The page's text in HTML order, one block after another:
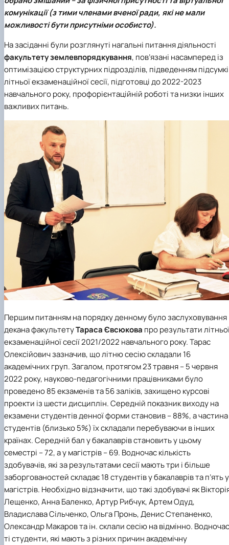
комунікації (з тими членами вченої ради, які не мали
можливості бути присутніми особисто).
На засіданні були розглянуті нагальні питання діяльності
факультету землевпорядкування, пов’язані насамперед із
оптимізацією структурних підрозділів, підведенням
літньої екзаменаційної сесії, підготовці до 2022-2023
навчального року, профорієнтаційній роботі та низки інших
важливих питань.
Першим питанням на порядку денному було заслуховування
декана факультетуТараса Євсюкова про результати
екзаменаційної сесії 2021/2022 навчального року. Тарас
Олексійович зазначив, що літню сесію складали 16
академічних груп. Загалом, протягом 23 травня – 5 червня
2022 року, науково-педагогічними працівниками було
проведено 85 екзаменів та 56 заліків, захищено курсові
проекти із шести дисциплін. Середній показник виходу на
екзамени студентів денної форми становив – 88%, а частина
студентів (близько 5%) їх складали перебуваючи в інших
країнах. Середній бал у бакалаврів становить у цьому
семестрі – 72, а у магістрів – 69. Водночас кількість
здобувачів, які за результатами сесії мають три і більше
заборгованостей складає 18 студентів у бакалаврів та п’ять у
магістрів. Необхідно відзначити, що такі здобувачі як
Лещенко, Анна Баленко, Артур Рибчук, Артем Одуд,
Владислава Сільченко, Ольга Пронь, Денис Степаненко,
Олександр Макаров та ін. склали сесію на відмінно. Водночас
ті студенти, які мають з різних причин академічну